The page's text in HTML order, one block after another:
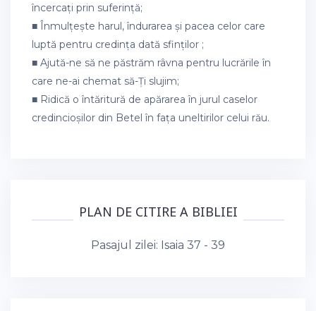
încercați prin suferință;
■ Înmulțește harul, îndurarea și pacea celor care
luptă pentru credința dată sfinților ;
■ Ajută-ne să ne păstrăm râvna pentru lucrările în
care ne-ai chemat să-Ți slujim;
■ Ridică o întăritură de apărarea în jurul caselor
credincioșilor din Betel în fața uneltirilor celui rău.
PLAN DE CITIRE A BIBLIEI
Pasajul zilei: Isaia 37 - 39